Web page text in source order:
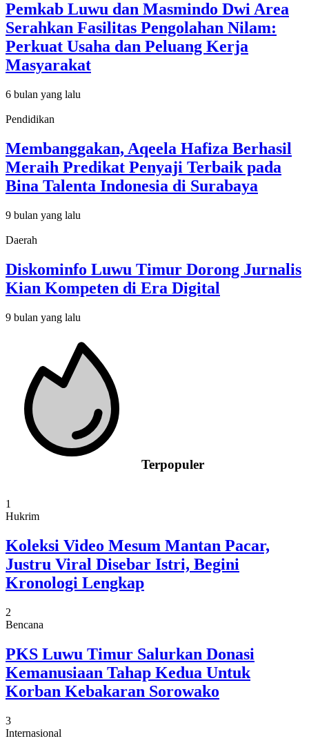
Pemkab Luwu dan Masmindo Dwi Area
Serahkan Fasilitas Pengolahan Nilam:
Perkuat Usaha dan Peluang Kerja
Masyarakat
6 bulan yang lalu
Pendidikan
Membanggakan, Aqeela Hafiza Berhasil
Meraih Predikat Penyaji Terbaik pada
Bina Talenta Indonesia di Surabaya
9 bulan yang lalu
Daerah
Diskominfo Luwu Timur Dorong Jurnalis
Kian Kompeten di Era Digital
9 bulan yang lalu
Terpopuler
1
Hukrim
Koleksi Video Mesum Mantan Pacar,
Justru Viral Disebar Istri, Begini
Kronologi Lengkap
2
Bencana
PKS Luwu Timur Salurkan Donasi
Kemanusiaan Tahap Kedua Untuk
Korban Kebakaran Sorowako
3
Internasional